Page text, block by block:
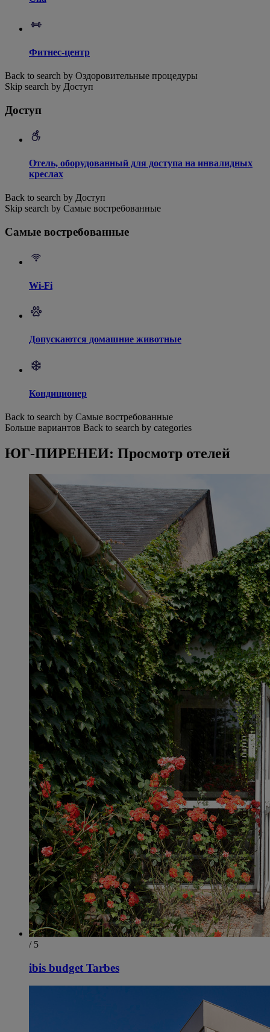
Фитнес-центр
Back to search by Оздоровительные процедуры
Skip search by Доступ
Доступ
Отель, оборудованный для доступа на инвалидных
креслах
Back to search by Доступ
Skip search by Самые востребованные
Самые востребованные
Wi-Fi
Допускаются домашние животные
Кондиционер
Back to search by Самые востребованные
Больше вариантов Back to search by categories
ЮГ-ПИРЕНЕИ: Просмотр отелей
/ 5
ibis budget Tarbes